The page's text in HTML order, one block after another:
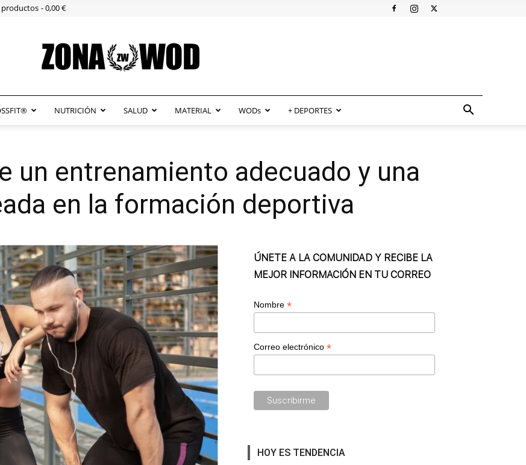
productos 0,00 €
ZonaWOD
NUTRICIÓN SALUD MATERIAL WODs + DEPORTES
un entrenamiento adecuado y una
en la formación deportiva
ÚNETE A LA COMUNIDAD Y RECIBE LA
MEJOR INFORMACIÓN EN TU CORREO
Nombre *
Correo electrónico *
HOY ES TENDENCIA